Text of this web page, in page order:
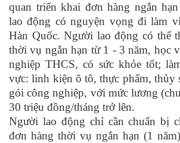
quan triển khai đơn hàng ngắn
lao động có nguyện vọng đi làm
Hàn Quốc. Người lao động có thể
thời vụ ngắn hạn từ 1 - 3 năm, học
nghiệp THCS, có sức khỏe tốt;
vực: linh kiện ô tô, thực phẩm, thủy
gói công nghiệp, với mức lương
30 triệu đồng/tháng trở lên.
Người lao động chỉ cần chuẩn bị
đơn hàng thời vụ ngắn hạn (1